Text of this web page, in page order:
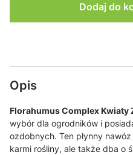
Dodaj do
Opis
Florahumus Complex Kwiaty
wybór dla ogrodników i
ozdobnych. Ten płynny
karmi rośliny, ale także dba o